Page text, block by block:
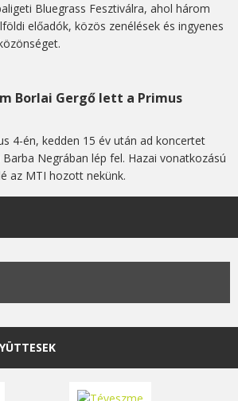
Bluegrass Fesztiválra, ahol három
előadók, közös zenélések és ingyenes
Borlai Gergő lett a Primus
4-én, kedden 15 év után ad koncertet
Negrában lép fel. Hazai vonatkozású
az MTI hozott nekünk.